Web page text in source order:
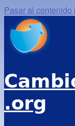
Pasar al contenido
.org